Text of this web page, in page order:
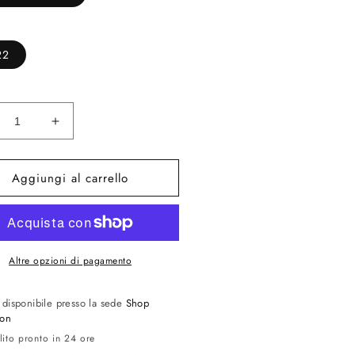
Aumenta
quantità
per
O&#39;Malley
sun
OV5183S
Aggiungi al carrello
Altre opzioni di pagamento
disponibile presso la sede Shop
pronto in 24 ore